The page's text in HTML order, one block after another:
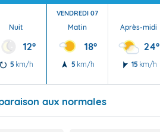
Nuit
12°
5 km/h
VENDREDI 07
Matin
18°
5 km/h
Après-midi
24°
15 km/h
aux normales